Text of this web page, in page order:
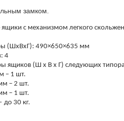
замком.
с механизмом легкого
(ШхВхГ): 490×650×635 мм
4
ящиков (Ш х В х Г) следующих
– 1 шт.
– 2 шт.
– 1 шт.
до 30 кг.